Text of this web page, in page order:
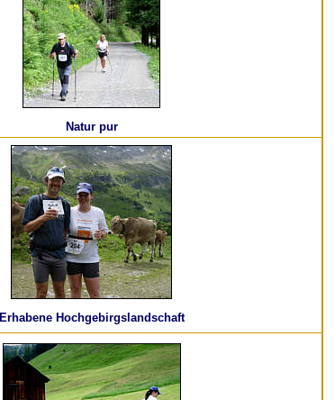
Natur pur
Erhabene Hochgebirgslandschaft